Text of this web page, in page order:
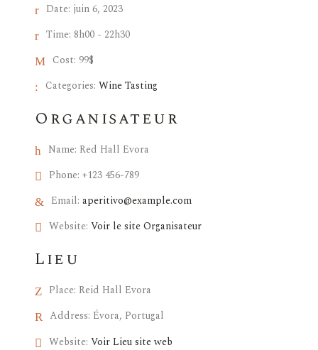
Date: juin 6, 2023
Time: 8h00 - 22h30
Cost: 99$
Categories: Wine Tasting
Lieu
Place: Reid Hall Evora
Address: Évora, Portugal
Website: Voir Lieu site web
Organisateur
Name: Red Hall Evora
Phone: +123 456-789
Email: aperitivo@example.com
Website: Voir le site Organisateur